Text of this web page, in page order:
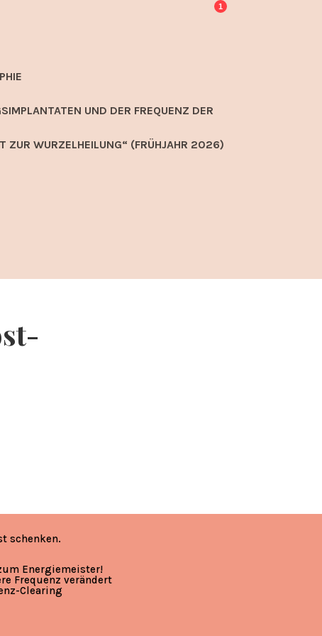
UND DER FREQUENZ DER
ZUR WURZELHEILUNG“ (FRÜHJAHR 2026)
1
schenken.
Energiemeister!
Frequenz verändert
Clearing